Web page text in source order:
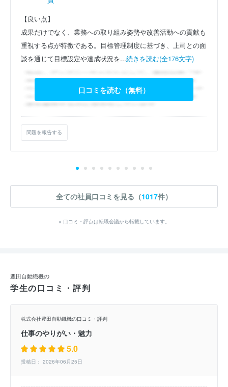
【良い点】
成果だけでなく、業務への取り組み姿勢や改善活動への貢献も
重視する点が特徴である。目標管理制度に基づき、上司との面
談を通じて目標設定や達成状況を...続きを読む(全176文字)
口コミを読む（無料）
問題を報告する
全ての社員口コミを見る（1017件）
※ 口コミ・評点は転職会議から転載しています。
豊田自動織機の
学生の口コミ・評判
株式会社豊田自動織機の口コミ・評判
仕事のやりがい・魅力
5.0
投稿日： 2026年06月25日